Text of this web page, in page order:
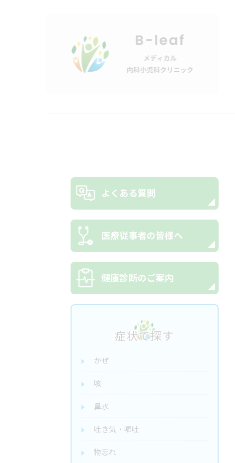
よくある質問
医療従事者の皆様へ
健康診断のご案内
症状で探す
かぜ
咳
鼻水
吐き気・嘔吐
物忘れ